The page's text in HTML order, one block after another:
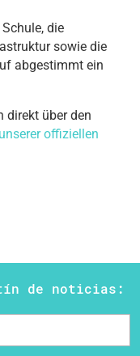
die
sowie die
abgestimmt ein
direkt über den
unserer offiziellen
de noticias: